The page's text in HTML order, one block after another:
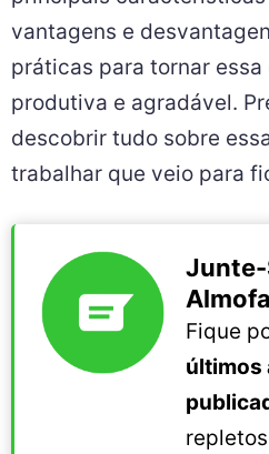
vantagens e
práticas para tornar
produtiva e agradável.
descobrir tudo sobre
trabalhar que veio para
Junte-
Fique
últimos